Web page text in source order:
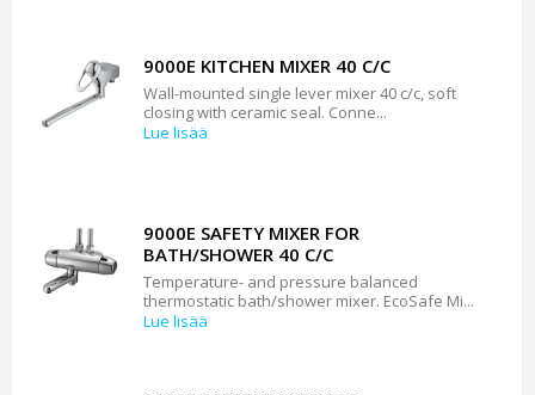
9000E KITCHEN MIXER 40 C/C
Wall-mounted single lever mixer 40 c/c, soft
closing with ceramic seal. Conne...
Lue lisää
9000E SAFETY MIXER FOR
BATH/SHOWER 40 C/C
Temperature- and pressure balanced
thermostatic bath/shower mixer. EcoSafe Mi...
Lue lisää